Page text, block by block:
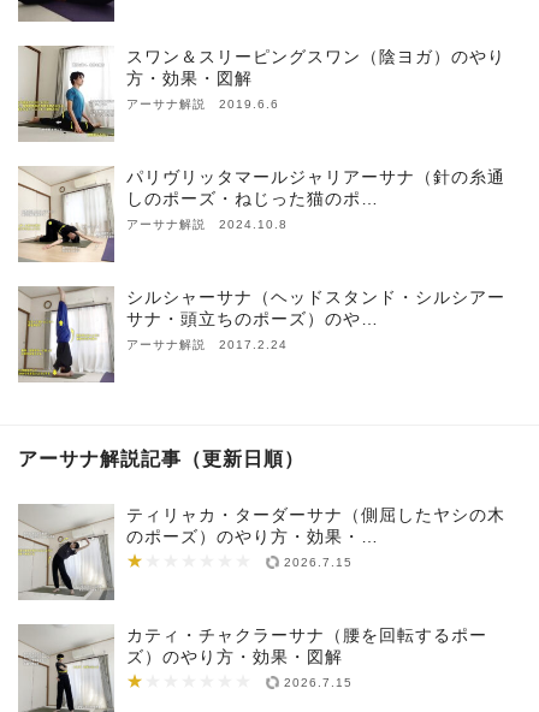
スワン＆スリーピングスワン（陰ヨガ）のやり
方・効果・図解
アーサナ解説 2019.6.6
パリヴリッタマールジャリアーサナ（針の糸通
しのポーズ・ねじった猫のポ…
アーサナ解説 2024.10.8
シルシャーサナ（ヘッドスタンド・シルシアー
サナ・頭立ちのポーズ）のや…
アーサナ解説 2017.2.24
アーサナ解説記事（更新日順）
ティリャカ・ターダーサナ（側屈したヤシの木
のポーズ）のやり方・効果・…
★
★★★★★★★ 2026.7.15
カティ・チャクラーサナ（腰を回転するポー
ズ）のやり方・効果・図解
★
★★★★★★★ 2026.7.15